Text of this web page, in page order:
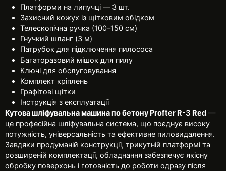
Платформи на липучці — 3 шт.
Захисний кожух із щітковим обідком
Телескопічна ручка (100–150 см)
Гнучкий шланг (3 м)
Патрубок для підключення пилососа
Багаторазовий мішок для пилу
Ключі для обслуговування
Комплект кріплень
Графітові щітки
Інструкція з експлуатації
Кутова шліфувальна машина по бетону Profter R-3 Red —
це професійна шліфувальна система, що поєднує високу
потужність, універсальність та ефективне пиловидалення.
Завдяки продуманій конструкції, трикутній платформі та
розширеній комплектації, обладнання забезпечує якісну
обробку поверхонь і готовність до роботи одразу після